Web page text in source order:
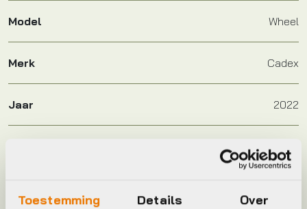
Toestemming Details Over
Model Wheel
Merk Cadex
Jaar 2022
700x40c